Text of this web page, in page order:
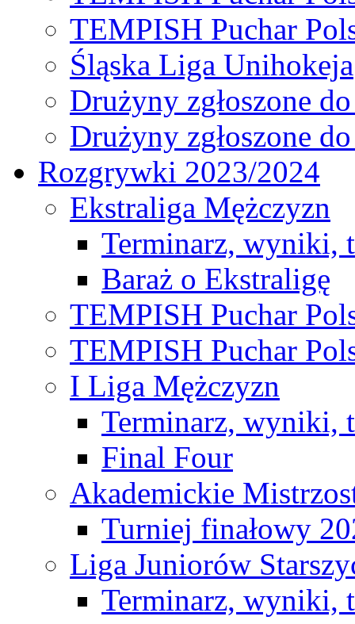
TEMPISH Puchar
Śląska Liga Unihokeja
Drużyny zgłoszone
Drużyny zgłoszone
Rozgrywki 2023/2024
Ekstraliga Mężczyzn
Terminarz, wyniki,
Baraż o Ekstraligę
TEMPISH Puchar
TEMPISH Puchar
I Liga Mężczyzn
Terminarz, wyniki,
Final Four
Akademickie
Turniej finałowy
Liga Juniorów
Terminarz, wyniki,